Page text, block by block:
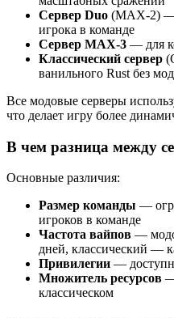
Сервер Duo (MAX-2) —
игрока в команде
Сервер MAX-3 — для
Классический сервер
ванильного Rust без
Все модовые серверы
что делает игру более
В чем разница между
Основные различия:
Размер команды —
игроков в команде
Частота вайпов —
дней, классический —
Привилегии —
Множитель ресурсов
классическом